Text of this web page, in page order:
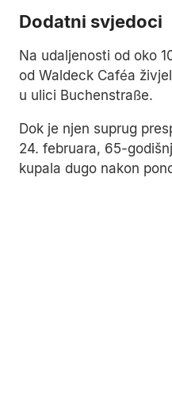
Dodatni svjedoci
Na udaljenosti od oko
od Waldeck Caféa
u ulici Buchenstraße.
Dok je njen suprug
24. februara, 65-
kupala dugo nakon